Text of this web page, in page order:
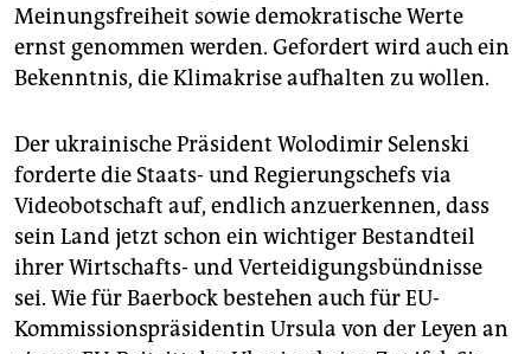
Meinungsfreiheit sowie demokratische Werte
ernst genommen werden. Gefordert wird auch ein
Bekenntnis, die Klimakrise aufhalten zu wollen.
Der ukrainische Präsident Wolodimir Selenski
forderte die Staats- und Regierungschefs via
Videobotschaft auf, endlich anzuerkennen, dass
sein Land jetzt schon ein wichtiger Bestandteil
ihrer Wirtschafts- und Verteidigungsbündnisse
sei. Wie für Baerbock bestehen auch für EU-
Kommissionspräsidentin Ursula von der Leyen an